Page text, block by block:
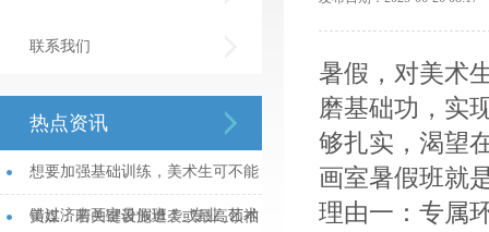
联系我们
热点资讯
想要加强基础训练，美术生可不能
错过济南画室暑假班！_专业_艺术
美媒：若关键设施遭袭或最高领袖
暑假，对美术
磨基础功，实
够扎实，渴望
画室暑假班就
理由一：专属